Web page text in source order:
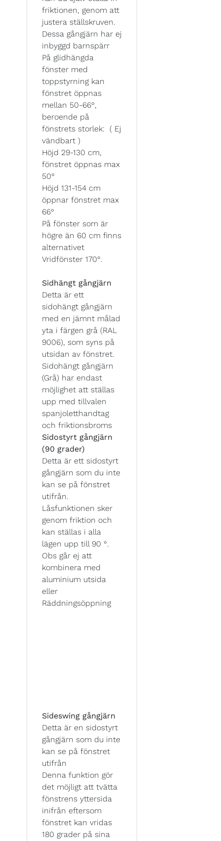
friktionen, genom att
justera ställskruven.
Dessa gångjärn har ej
inbyggd barnspärr
På glidhängda
fönster med
toppstyrning kan
fönstret öppnas
mellan 50-66°,
beroende på
fönstrets storlek: ( Ej
vändbart )
Höjd 29-130 cm,
fönstret öppnas max
50°
Höjd 131-154 cm
öppnar fönstret max
66°
På fönster som är
högre än 60 cm finns
alternativet
Vridfönster 170°.
Sidhängt gångjärn
Detta är ett
sidohängt gångjärn
med en jämnt målad
yta i färgen grå (RAL
9006), som syns på
utsidan av fönstret.
Sidohängt gångjärn
(Grå) har endast
möjlighet att ställas
upp med tillvalen
spanjoletthandtag
och friktionsbroms
Sidostyrt gångjärn
(90 grader)
Detta är ett sidostyrt
gångjärn som du inte
kan se på fönstret
utifrån.
Låsfunktionen sker
genom friktion och
kan ställas i alla
lägen upp till 90 °.
Obs går ej att
kombinera med
aluminium utsida
eller
Räddningsöppning
Sideswing gångjärn
Detta är en sidostyrt
gångjärn som du inte
kan se på fönstret
utifrån
Denna funktion gör
det möjligt att tvätta
fönstrens yttersida
inifrån eftersom
fönstret kan vridas
180 grader på sina